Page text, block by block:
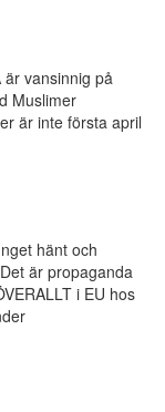
är vansinnig på
Muslimer
är inte första april
hänt och
är propaganda
i EU hos